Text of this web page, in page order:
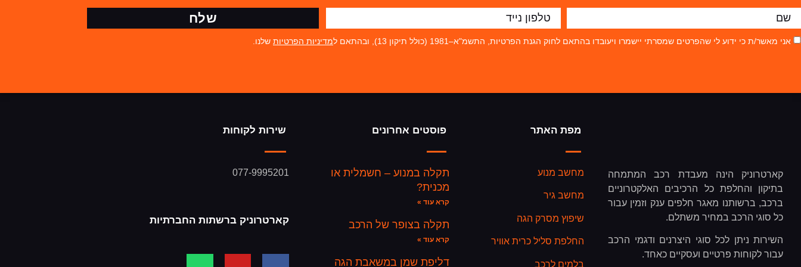
אני מאשר/ת כי ידוע לי שהפרטים שמסרתי יישמרו ויעובדו בהתאם לחוק הגנת הפרטיות, התשמ"א–1981 (כולל תיקון 13), ובהתאם ל מדיניות הפרטיות שלנו.
שלח
קארטרוניק הינה מעבדת רכב המתמחה
בתיקון והחלפת כל הרכיבים האלקטרוניים
ברכב, ברשותנו מאגר חלפים ענק וזמין עבור
כל סוגי הרכב במחיר משתלם.
השירות ניתן לכל סוגי היצרנים ודגמי הרכב
עבור לקוחות פרטיים ועסקיים כאחד.
מפת האתר
מחשב מנוע
מחשב גיר
שיפוץ מסרק הגה
החלפת סליל כרית אוויר
בלמים לרכב
פוסטים אחרונים
תקלה במנוע – חשמלית או
מכנית?
קרא עוד »
תקלה בצופר של הרכב
קרא עוד »
דליפת שמן במשאבת הגה
שירות לקוחות
077-9995201
קארטרוניק ברשתות החברתיות